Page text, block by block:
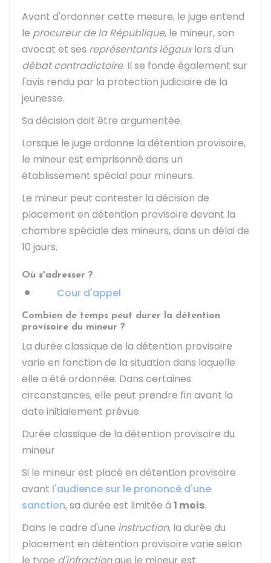
Avant d'ordonner cette mesure, le juge entend
le procureur de la République, le mineur, son
avocat et ses représentants légauxlors d'un
débat contradictoire. Il se fonde également sur
l'avis rendu par la protection judiciaire de la
jeunesse.
Sa décision doit être argumentée.
Lorsque le juge ordonne la détention provisoire,
le mineur est emprisonné dans un
établissement spécial pour mineurs.
Le mineur peut contester la décision de
placement en détention provisoire devant la
chambre spéciale des mineurs, dans un délai de
10 jours.
Où s'adresser ?
Cour d'appel
Combien de temps peut durer la détention
provisoire du mineur ?
La durée classique de la détention provisoire
varie en fonction de la situation dans laquelle
elle a été ordonnée. Dans certaines
circonstances, elle peut prendre fin avant la
date initialement prévue.
Durée classique de la détention provisoire du
mineur
Si le mineur est placé en détention provisoire
avant l'audience sur le prononcé d'une
sanction, sa durée est limitée à 1 mois.
Dans le cadre d'une instruction, la durée du
placement en détention provisoire varie selon